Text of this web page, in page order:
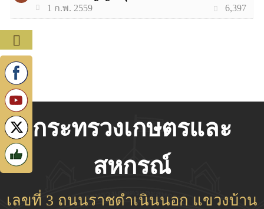
1 ก.พ. 2559 6,397
กระทรวงเกษตรและ
สหกรณ์
เลขที่ 3 ถนนราชดำเนินนอก แขวงบ้าน